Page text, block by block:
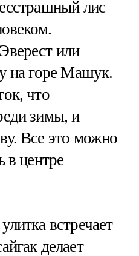
лис
или
на горе Машук.
что
зимы, и
Все это можно
в центре
встречает
делает